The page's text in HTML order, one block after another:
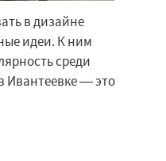
в дизайне
идеи. К ним
среди
Ивантеевке — это